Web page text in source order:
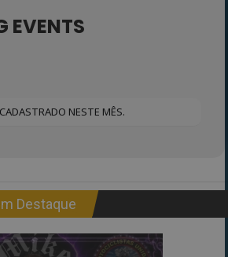
EVENTS
NESTE MÊS.
Destaque